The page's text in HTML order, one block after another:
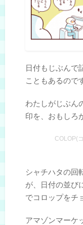
日付もじぶんで
こともあるので
わたしがじぶん
印を、おもしろ
COLOP(
シャチハタの回
が、日付の並び
でコロップをチ
アマゾンマーケ